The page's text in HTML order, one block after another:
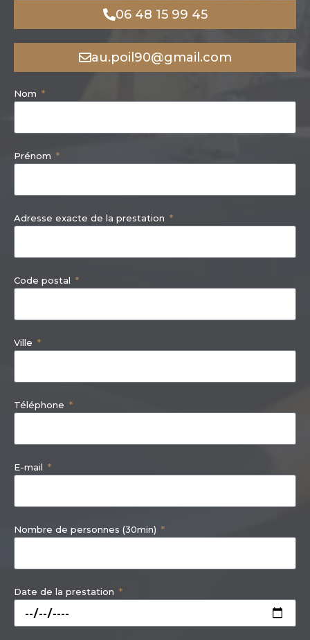
06 48 15 99 45
au.poil90@gmail.com
Nom
Prénom
Adresse exacte de la prestation
Code postal
Ville
Téléphone
E-mail
Nombre de personnes (30min)
Date de la prestation